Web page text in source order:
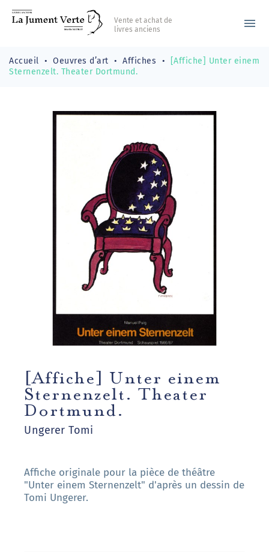
Vente et achat de
livres anciens
menu
Accueil Oeuvres d’art Affiches
[Affiche] Unter einem
Sternenzelt. Theater Dortmund.
[Affiche] Unter einem
Sternenzelt. Theater
Dortmund.
Ungerer Tomi
Affiche originale pour la pièce de théâtre
"Unter einem Sternenzelt" d'après un dessin de
Tomi Ungerer.